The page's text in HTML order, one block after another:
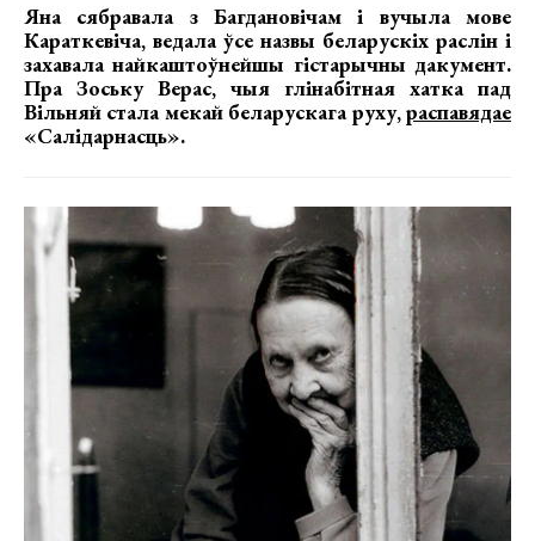
Яна сябравала з Багдановічам і вучыла мове
Караткевіча, ведала ўсе назвы беларускіх раслін і
захавала найкаштоўнейшы гістарычны дакумент.
Пра Зоську Верас, чыя глінабітная хатка пад
Вільняй стала мекай беларускага руху,распавядае
«Салідарнасць».